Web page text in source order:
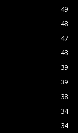
49
48
47
43
39
39
38
34
34